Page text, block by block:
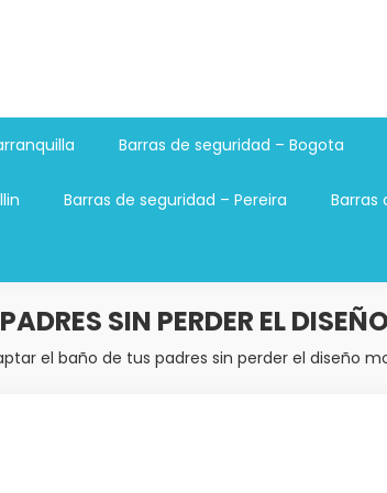
Barras de seguridad – Bogota
Barras de seguridad – Pereira Barras
SIN PERDER EL
el baño de tus padres sin perder el diseño